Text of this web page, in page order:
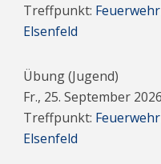
Treffpunkt:
Elsenfeld
Übung (Jugend)
Fr., 25. September 2026
Treffpunkt:
Elsenfeld